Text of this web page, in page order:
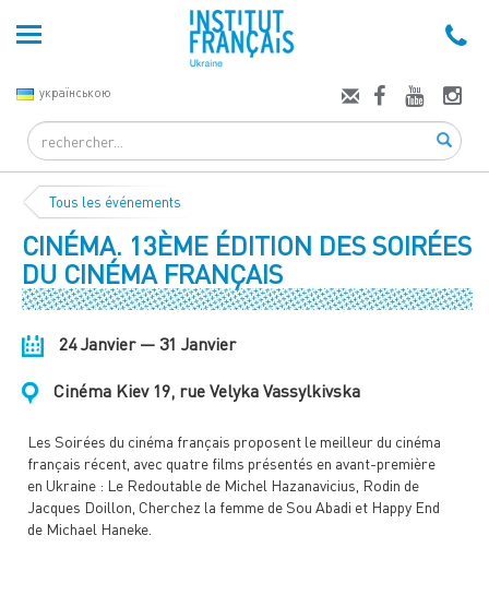
українською
Search
Tous les événements
CINÉMA. 13ÈME ÉDITION DES SOIRÉES
DU CINÉMA FRANÇAIS
24 Janvier — 31 Janvier
Cinéma Kiev 19, rue Velyka Vassylkivska
Les Soirées du cinéma français proposent le meilleur du cinéma
français récent, avec quatre films présentés en avant-première
en Ukraine : Le Redoutable de Michel Hazanavicius, Rodin de
Jacques Doillon, Cherchez la femme de Sou Abadi et Happy End
de Michael Haneke.